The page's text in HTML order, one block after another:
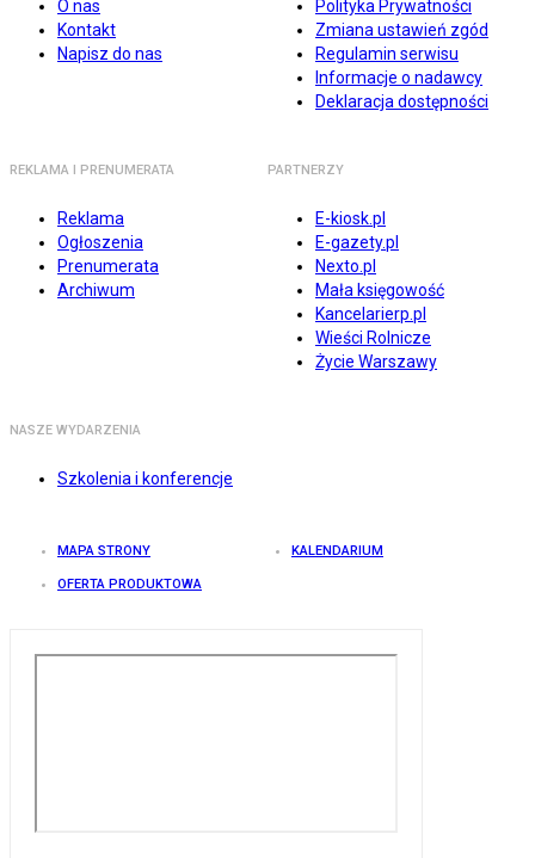
O nas
Kontakt
Napisz do nas
Polityka Prywatności
Zmiana ustawień zgód
Regulamin serwisu
Informacje o nadawcy
Deklaracja dostępności
REKLAMA I PRENUMERATA
Reklama
Ogłoszenia
Prenumerata
Archiwum
PARTNERZY
E-kiosk.pl
E-gazety.pl
Nexto.pl
Mała księgowość
Kancelarierp.pl
Wieści Rolnicze
Życie Warszawy
NASZE WYDARZENIA
Szkolenia i konferencje
MAPA STRONY KALENDARIUM
OFERTA PRODUKTOWA